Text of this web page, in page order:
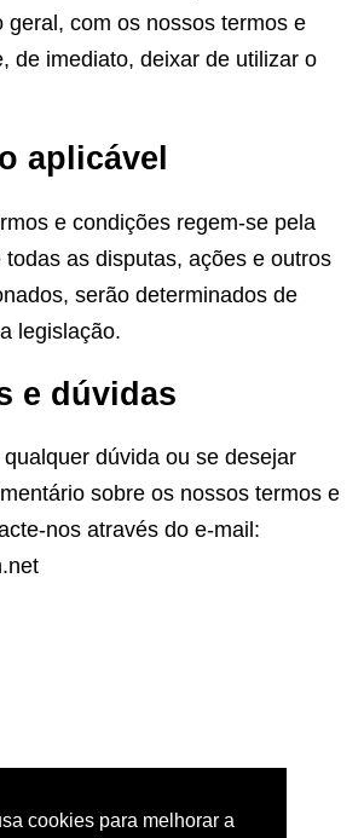
cookies para melhorar a
geral, com os nossos termos e
de imediato, deixar de utilizar o
aplicável
e condições regem-se pela
todas as disputas, ações e outros
serão determinados de
legislação.
e dúvidas
dúvida ou se desejar
sobre os nossos termos e
nos através do e-mail: